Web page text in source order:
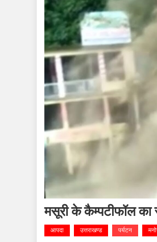
मसूरी के कैम्पटीफॉल का
आपदा उत्तराखण्ड पर्यटन